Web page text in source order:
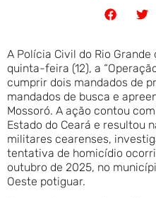
A Polícia Civil do Rio
quinta-feira (12), a
cumprir dois mandados de
mandados de busca e
Mossoró. A ação contou
Estado do Ceará e resultou
militares cearenses,
tentativa de homicídio
outubro de 2025, no
Oeste potiguar.